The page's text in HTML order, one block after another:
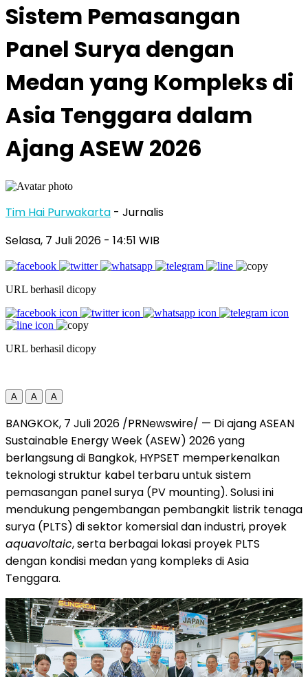
Sistem Pemasangan
Panel Surya dengan
Medan yang Kompleks di
Asia Tenggara dalam
Ajang ASEW 2026
Tim Hai Purwakarta - Jurnalis
Selasa, 7 Juli 2026 - 14:51 WIB
URL berhasil dicopy
URL berhasil dicopy
A A A
BANGKOK, 7 Juli 2026 /PRNewswire/ — Di ajang ASEAN
Sustainable Energy Week (ASEW) 2026 yang
berlangsung di Bangkok, HYPSET memperkenalkan
teknologi struktur kabel terbaru untuk sistem
pemasangan panel surya (PV mounting). Solusi ini
mendukung pengembangan pembangkit listrik tenaga
surya (PLTS) di sektor komersial dan industri, proyek
aquavoltaic, serta berbagai lokasi proyek PLTS
dengan kondisi medan yang kompleks di Asia
Tenggara.